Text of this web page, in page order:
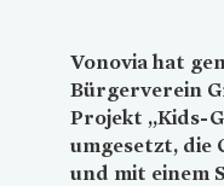
Vonovia hat
Bürgerverein
Projekt „Kids-
umgesetzt, die
und mit einem